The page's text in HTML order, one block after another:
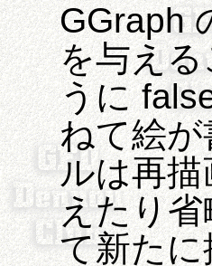
GGraph
を与え
うに
ねて絵
ルは再
えたり
て新た